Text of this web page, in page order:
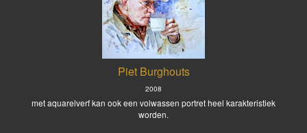
Piet Burghouts
2008
met aquarelverf kan ook een volwassen portret heel karakteristiek
worden.